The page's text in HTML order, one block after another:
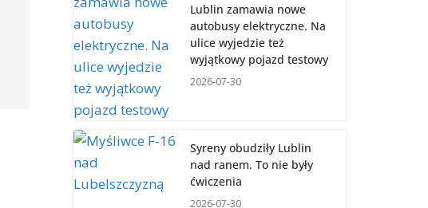
Lublin zamawia nowe
autobusy elektryczne. Na
ulice wyjedzie też
wyjątkowy pojazd testowy
2026-07-30
Syreny obudziły Lublin
nad ranem. To nie były
ćwiczenia
2026-07-30